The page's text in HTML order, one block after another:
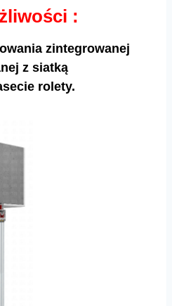
:
zintegrowanej
z siatką
rolety.